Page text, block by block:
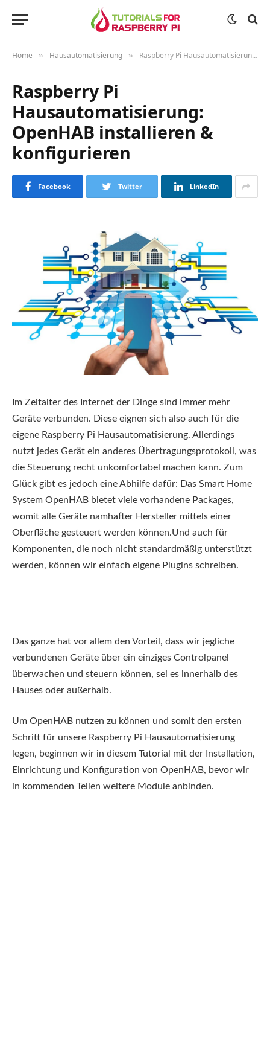
Home » Hausautomatisierung » Raspberry Pi Hausautomatisierung: OpenHAB installieren & konfigurieren
Raspberry Pi
Hausautomatisierung:
OpenHAB installieren &
konfigurieren
Facebook Twitter LinkedIn
Im Zeitalter des Internet der Dinge sind immer mehr
Geräte verbunden. Diese eignen sich also auch für die
eigene Raspberry Pi Hausautomatisierung. Allerdings
nutzt jedes Gerät ein anderes Übertragungsprotokoll, was
die Steuerung recht unkomfortabel machen kann. Zum
Glück gibt es jedoch eine Abhilfe dafür: Das Smart Home
System OpenHAB bietet viele vorhandene Packages,
womit alle Geräte namhafter Hersteller mittels einer
Oberfläche gesteuert werden können.Und auch für
Komponenten, die noch nicht standardmäßig unterstützt
werden, können wir einfach eigene Plugins schreiben.
Das ganze hat vor allem den Vorteil, dass wir jegliche
verbundenen Geräte über ein einziges Controlpanel
überwachen und steuern können, sei es innerhalb des
Hauses oder außerhalb.
Um OpenHAB nutzen zu können und somit den ersten
Schritt für unsere Raspberry Pi Hausautomatisierung
legen, beginnen wir in diesem Tutorial mit der Installation,
Einrichtung und Konfiguration von OpenHAB, bevor wir
in kommenden Teilen weitere Module anbinden.